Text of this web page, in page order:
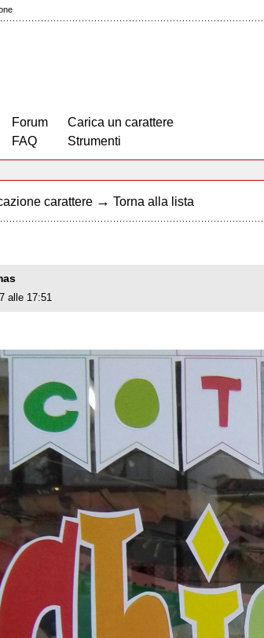
Forum
FAQ
Carica un carattere
Strumenti
carattere → Torna alla lista
alle 17:51